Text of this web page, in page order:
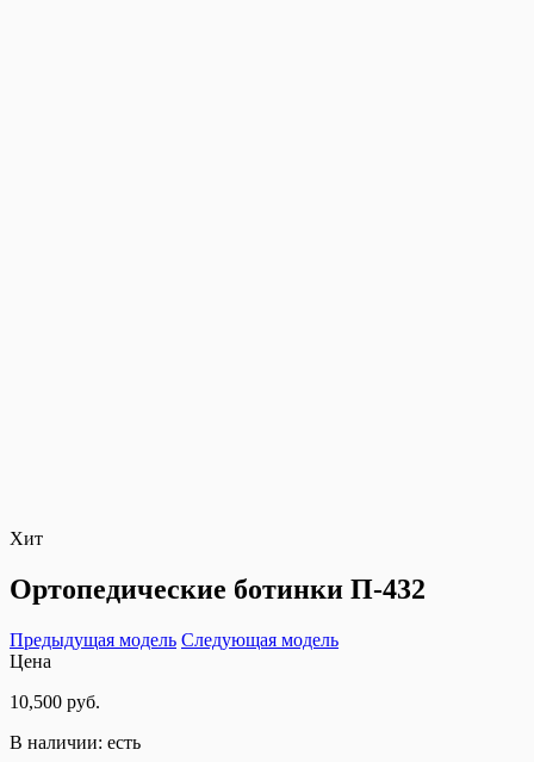
Хит
Ортопедические ботинки П-432
Предыдущая модель Следующая модель
Цена
10,500 руб.
В наличии: есть